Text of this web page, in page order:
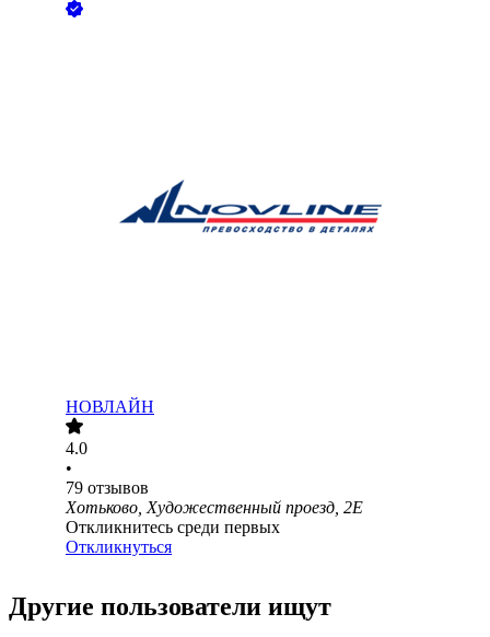
НОВЛАЙН
4.0
•
79 отзывов
Хотьково, Художественный проезд, 2Е
Откликнитесь среди первых
Откликнуться
Другие пользователи ищут